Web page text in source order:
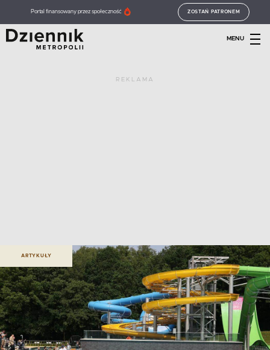
Portal finansowany przez społeczność ZOSTAŃ PATRONEM
MENU
REKLAMA
ARTYKUŁY